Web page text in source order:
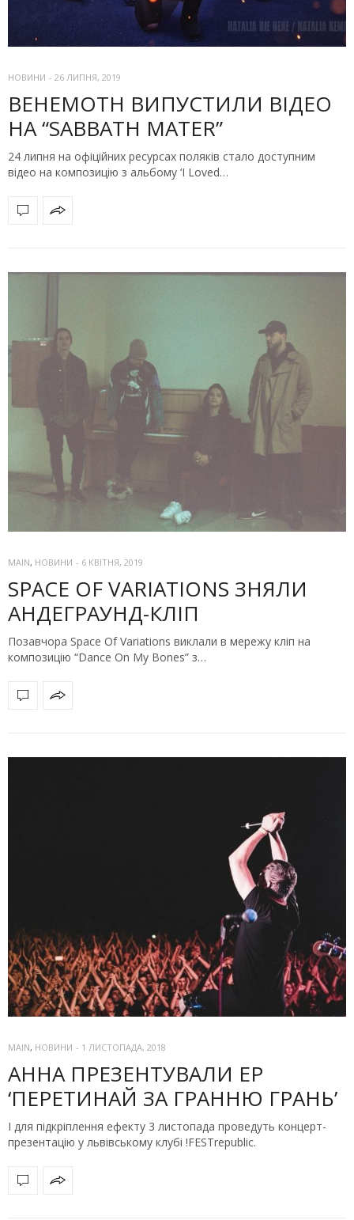
НОВИНИ - 26 ЛИПНЯ, 2019
BEHEMOTH ВИПУСТИЛИ ВІДЕО
НА “SABBATH MATER”
24 липня на офіційних ресурсах поляків стало доступним
відео на композицію з альбому ‘I Loved…
MAIN, НОВИНИ - 6 КВІТНЯ, 2019
SPACE OF VARIATIONS ЗНЯЛИ
АНДЕГРАУНД-КЛІП
Позавчора Space Of Variations виклали в мережу кліп на
композицію “Dance On My Bones” з…
MAIN, НОВИНИ - 1 ЛИСТОПАДА, 2018
АННА ПРЕЗЕНТУВАЛИ EP
‘ПЕРЕТИНАЙ ЗА ГРАННЮ ГРАНЬ’
І для підкріплення ефекту 3 листопада проведуть концерт-
презентацію у львівському клубі !FESTrepublic.